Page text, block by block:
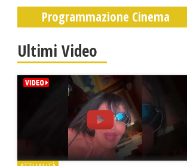
Programmazione Cinema
Ultimi Video